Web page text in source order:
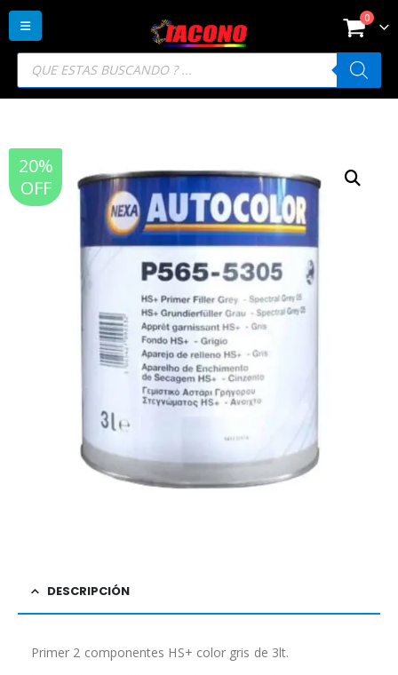
Búsqueda
productos
0
20%
OFF
DESCRIPCIÓN
Primer 2 componentes HS+ color gris de 3lt.